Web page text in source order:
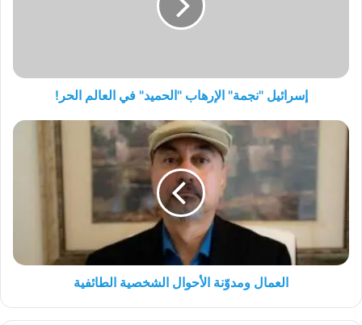
إسرائيل "نجمة" الإرهاب "الحميد" في العالم الحر!
العمال
العمال ومدوّنة الأحوال الشخصية الطائفية